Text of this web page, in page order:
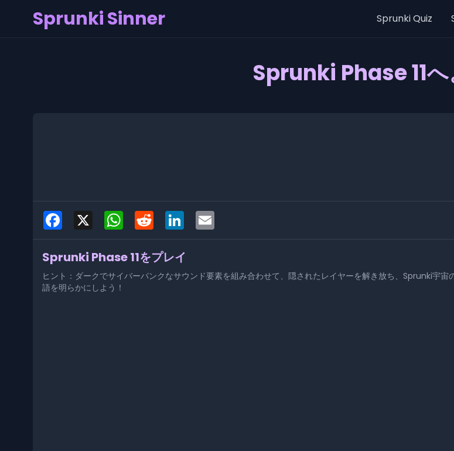
Sprunki Sinner Sprunki Quiz
Sprunki Phase 11
Facebook WhatsAppReddit LinkedIn
Sprunki Phase 11をプレイ
ヒント：ダークでサイバーパンクなサウンド要素を組み合わせて、隠されたレイヤーを解き放ち、Sprunki宇宙
語を明らかにしよう！